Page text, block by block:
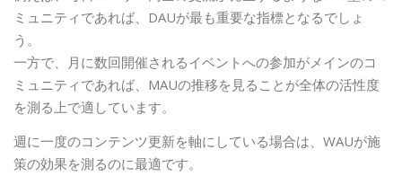
ミュニティであれば、DAUが最も重要な指標となるでしょ
う。
一方で、月に数回開催されるイベントへの参加がメインのコ
ミュニティであれば、MAUの推移を見ることが全体の活性度
を測る上で適しています。
週に一度のコンテンツ更新を軸にしている場合は、WAUが施
策の効果を測るのに最適です。